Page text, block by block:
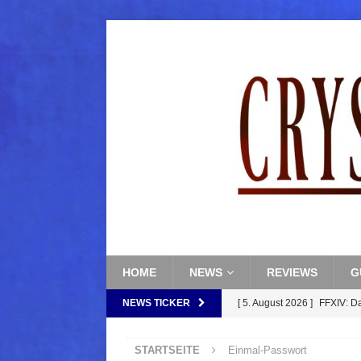
HOME NEWS REVIEWS
NEWS TICKER [ 5. August 2026 ] FFXIV:
STARTSEITE Einmal-Passwort